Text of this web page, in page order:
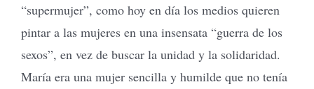
“supermujer”, como hoy en día los medios quieren
pintar a las mujeres en una insensata “guerra de los
sexos”, en vez de buscar la unidad y la solidaridad.
María era una mujer sencilla y humilde que no tenía